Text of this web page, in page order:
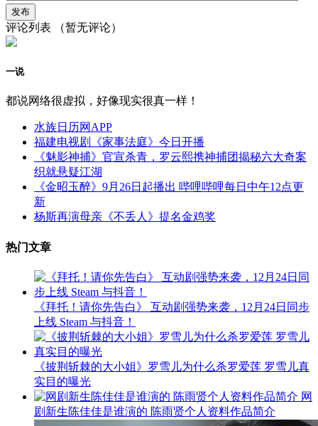
评论列表 （暂无评论）
一说
都说网络很虚拟，好像现实很真一样！
水族日历网APP
福建电视剧《家事法庭》今日开播
《魅影神捕》官宣杀青，罗云熙携神捕团揭秘六大奇案
织就悬疑江湖
《金昭玉醉》9月26日起播出 哔哩哔哩每日中午12点更
新
杨斯再演母亲《不丢人》提名金鸡奖
热门文章
《拜托！请你先告白》 互动剧强势来袭，12月24日同步
上线 Steam 与抖音！
《披荆斩棘的大小姐》罗雪儿为什么杀罗爱莲 罗雪儿真
实目的曝光
网
剧新生陈佳佳是谁演的 陈雨贤个人资料作品简介